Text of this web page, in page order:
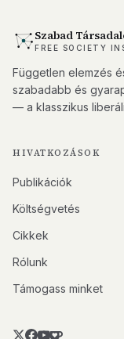
Szabad
FREE SOCIETY
Független elemzés
szabadabb és
— a klasszikus
HIVATKOZÁSOK
Publikációk
Költségvetés
Cikkek
Rólunk
Támogass minket